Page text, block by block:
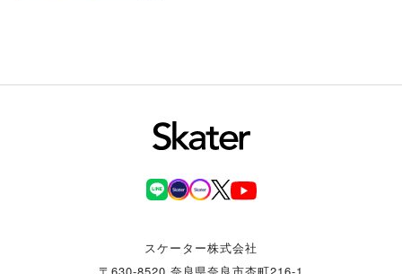
スケーター株式会社
〒630-8520 奈良県奈良市杏町216-1